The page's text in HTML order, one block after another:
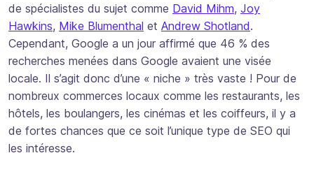
de spécialistes du sujet comme David Mihm, Joy
Hawkins, Mike Blumenthal et Andrew Shotland.
Cependant, Google a un jour affirmé que 46 % des
recherches menées dans Google avaient une visée
locale. Il s’agit donc d’une « niche » très vaste ! Pour de
nombreux commerces locaux comme les restaurants, les
hôtels, les boulangers, les cinémas et les coiffeurs, il y a
de fortes chances que ce soit l’unique type de SEO qui
les intéresse.